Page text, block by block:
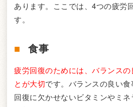
あります。ここでは、4つの疲労
す。
食事
疲労回復のためには、バランス
とが大切です。バランスの良い
回復に欠かせないビタミンやミ